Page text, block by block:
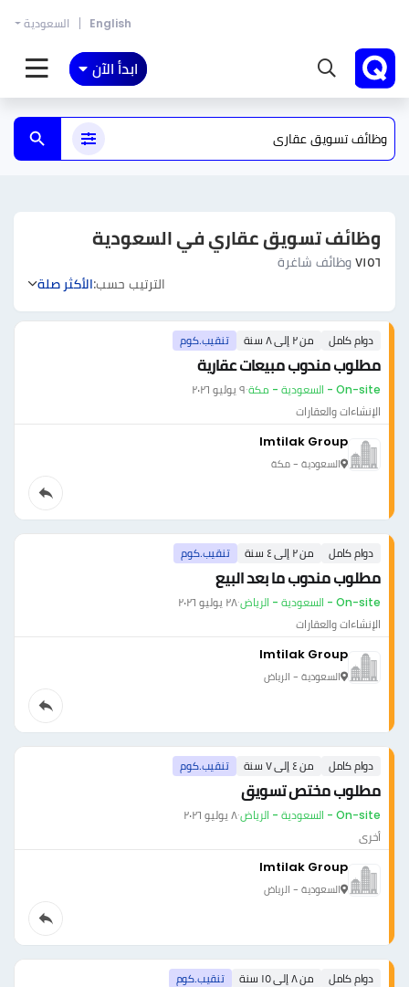
English السعودية
ابدأ الآن
وظائف تسويق عقاري في السعودية
٧١٥٦ وظائف شاغرة
الترتيب حسب:الأكثر صلة
دوام كامل من ٢ إلى ٨ سنة تنقيب.كوم
مطلوب مندوب مبيعات عقارية
On-site - السعودية - مكة ·٩ يوليو ٢٠٢٦
الإنشاءات والعقارات
Imtilak Group
السعودية - مكة
دوام كامل من ٢ إلى ٤ سنة تنقيب.كوم
مطلوب مندوب ما بعد البيع
On-site - السعودية - الرياض ·٢٨ يوليو ٢٠٢٦
الإنشاءات والعقارات
Imtilak Group
السعودية - الرياض
دوام كامل من ٤ إلى ٧ سنة تنقيب.كوم
مطلوب مختص تسويق
On-site - السعودية - الرياض ·٨ يوليو ٢٠٢٦
أخرى
Imtilak Group
السعودية - الرياض
دوام كامل من ٨ إلى ١٥ سنة تنقيب.كوم